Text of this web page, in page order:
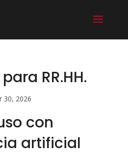
RR.HH.
30, 2026
con
artificial